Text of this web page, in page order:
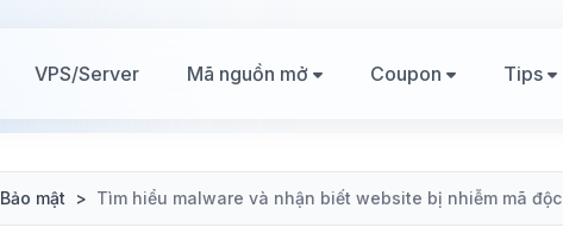
VPS/Server Mã nguồn mở Coupon Tips
Bảo mật > Tìm hiểu malware và nhận biết website bị nhiễm mã độc